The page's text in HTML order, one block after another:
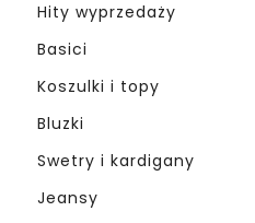
Hity wyprzedaży
Basici
Koszulki i topy
Bluzki
Swetry i kardigany
Jeansy